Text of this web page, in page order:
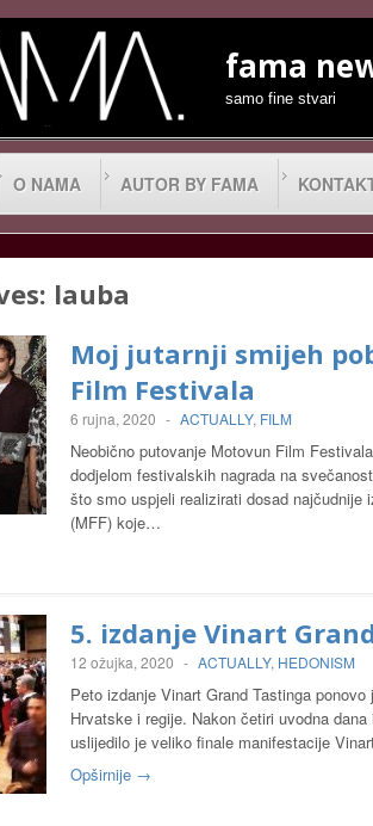
fama
samo fine stvari
O NAMA AUTOR BY FAMA
lauba
Moj jutarnji smijeh
Film Festivala
6 rujna, 2020 - ACTUALLY, FILM
Neobično putovanje Motovun Film
dodjelom festivalskih nagrada na
što smo uspjeli realizirati dosad najčudnije
(MFF) koje…
5. izdanje Vinart
12 ožujka, 2020 - ACTUALLY, HEDONISM
Peto izdanje Vinart Grand Tastinga
Hrvatske i regije. Nakon četiri uvodna
uslijedilo je veliko finale manifestacije
Opširnije →